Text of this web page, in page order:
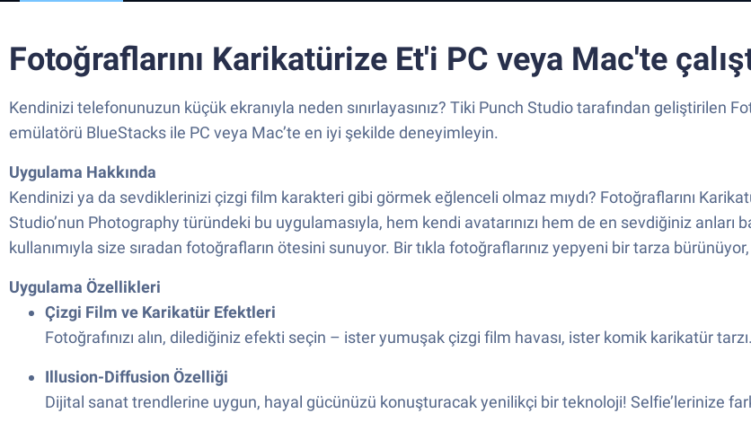
Fotoğraflarını Karikatürize Et'i PC veya Mac'te
Kendinizi telefonunuzun küçük ekranıyla neden sınırlayasınız? Tiki Punch Studio tarafından geliştirilen
emülatörü BlueStacks ile PC veya Mac’te en iyi şekilde deneyimleyin.
Uygulama Hakkında
Kendinizi ya da sevdiklerinizi çizgi film karakteri gibi görmek eğlenceli olmaz mıydı? Fotoğraflarını
Studio’nun Photography türündeki bu uygulamasıyla, hem kendi avatarınızı hem de en sevdiğiniz
kullanımıyla size sıradan fotoğrafların ötesini sunuyor. Bir tıkla fotoğraflarınız yepyeni bir tarza
Uygulama Özellikleri
Çizgi Film ve Karikatür Efektleri
Fotoğrafınızı alın, dilediğiniz efekti seçin – ister yumuşak çizgi film havası, ister komik karikatür
Illusion-Diffusion Özelliği
Dijital sanat trendlerine uygun, hayal gücünüzü konuşturacak yenilikçi bir teknoloji! Selfie’lerinize